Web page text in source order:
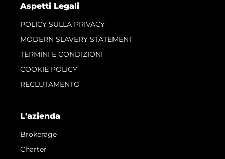
Aspetti Legali
POLICY SULLA PRIVACY
MODERN SLAVERY STATEMENT
TERMINI E CONDIZIONI
COOKIE POLICY
RECLUTAMENTO
L'azienda
Brokerage
Charter